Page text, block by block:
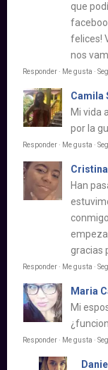
que
felices!
nos
Responder · Me gusta ·
Camila
Mi vida
por la
Responder · Me gusta ·
Han
gracias
Responder · Me gusta ·
Maria
Mi
Responder · Me gusta ·